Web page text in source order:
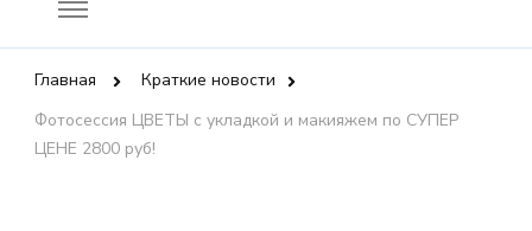
Главная
Краткие новости
Фотосессия ЦВЕТЫ с укладкой и макияжем по СУПЕР
ЦЕНЕ 2800 руб!